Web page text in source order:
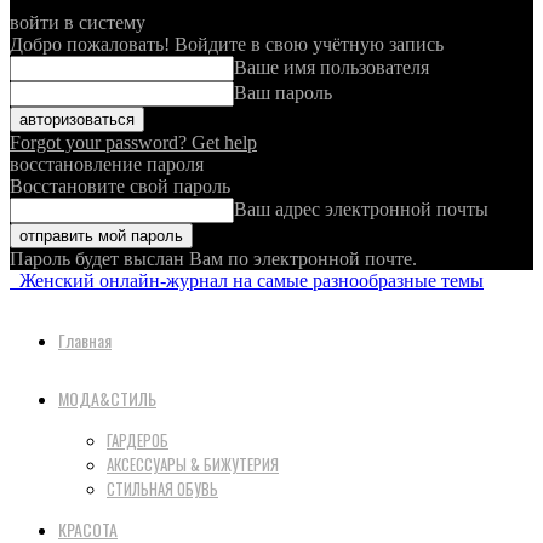
войти в систему
Добро пожаловать! Войдите в свою учётную запись
Ваше имя пользователя
Ваш пароль
Forgot your password? Get help
восстановление пароля
Восстановите свой пароль
Ваш адрес электронной почты
Пароль будет выслан Вам по электронной почте.
Женский онлайн-журнал на самые разнообразные темы
Главная
МОДА&СТИЛЬ
ГАРДЕРОБ
АКСЕССУАРЫ & БИЖУТЕРИЯ
СТИЛЬНАЯ ОБУВЬ
КРАСОТА